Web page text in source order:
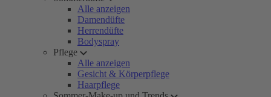
Alle anzeigen
Damendüfte
Herrendüfte
Bodyspray
Pflege
Alle anzeigen
Gesicht & Körperpflege
Haarpflege